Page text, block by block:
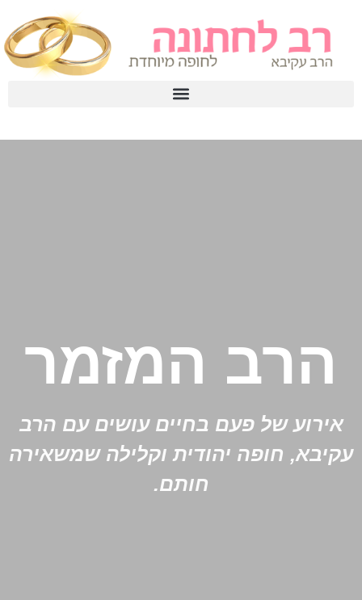
הרב המזמר
אירוע של פעם בחיים עושים עם הרב
עקיבא, חופה יהודית וקלילה שמשאירה
חותם.